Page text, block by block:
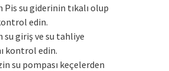
Pis su giderinin tıkalı olup
edin.
su giriş ve su tahliye
kontrol edin.
su pompası keçelerden